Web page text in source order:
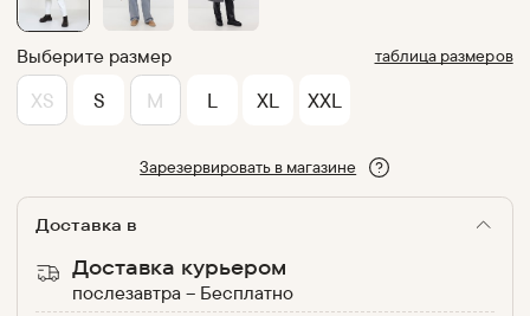
Выберите размер таблица размеров
XS S M L XL XXL
Зарезервировать в магазине
Доставка в
Доставка курьером
послезавтра – Бесплатно